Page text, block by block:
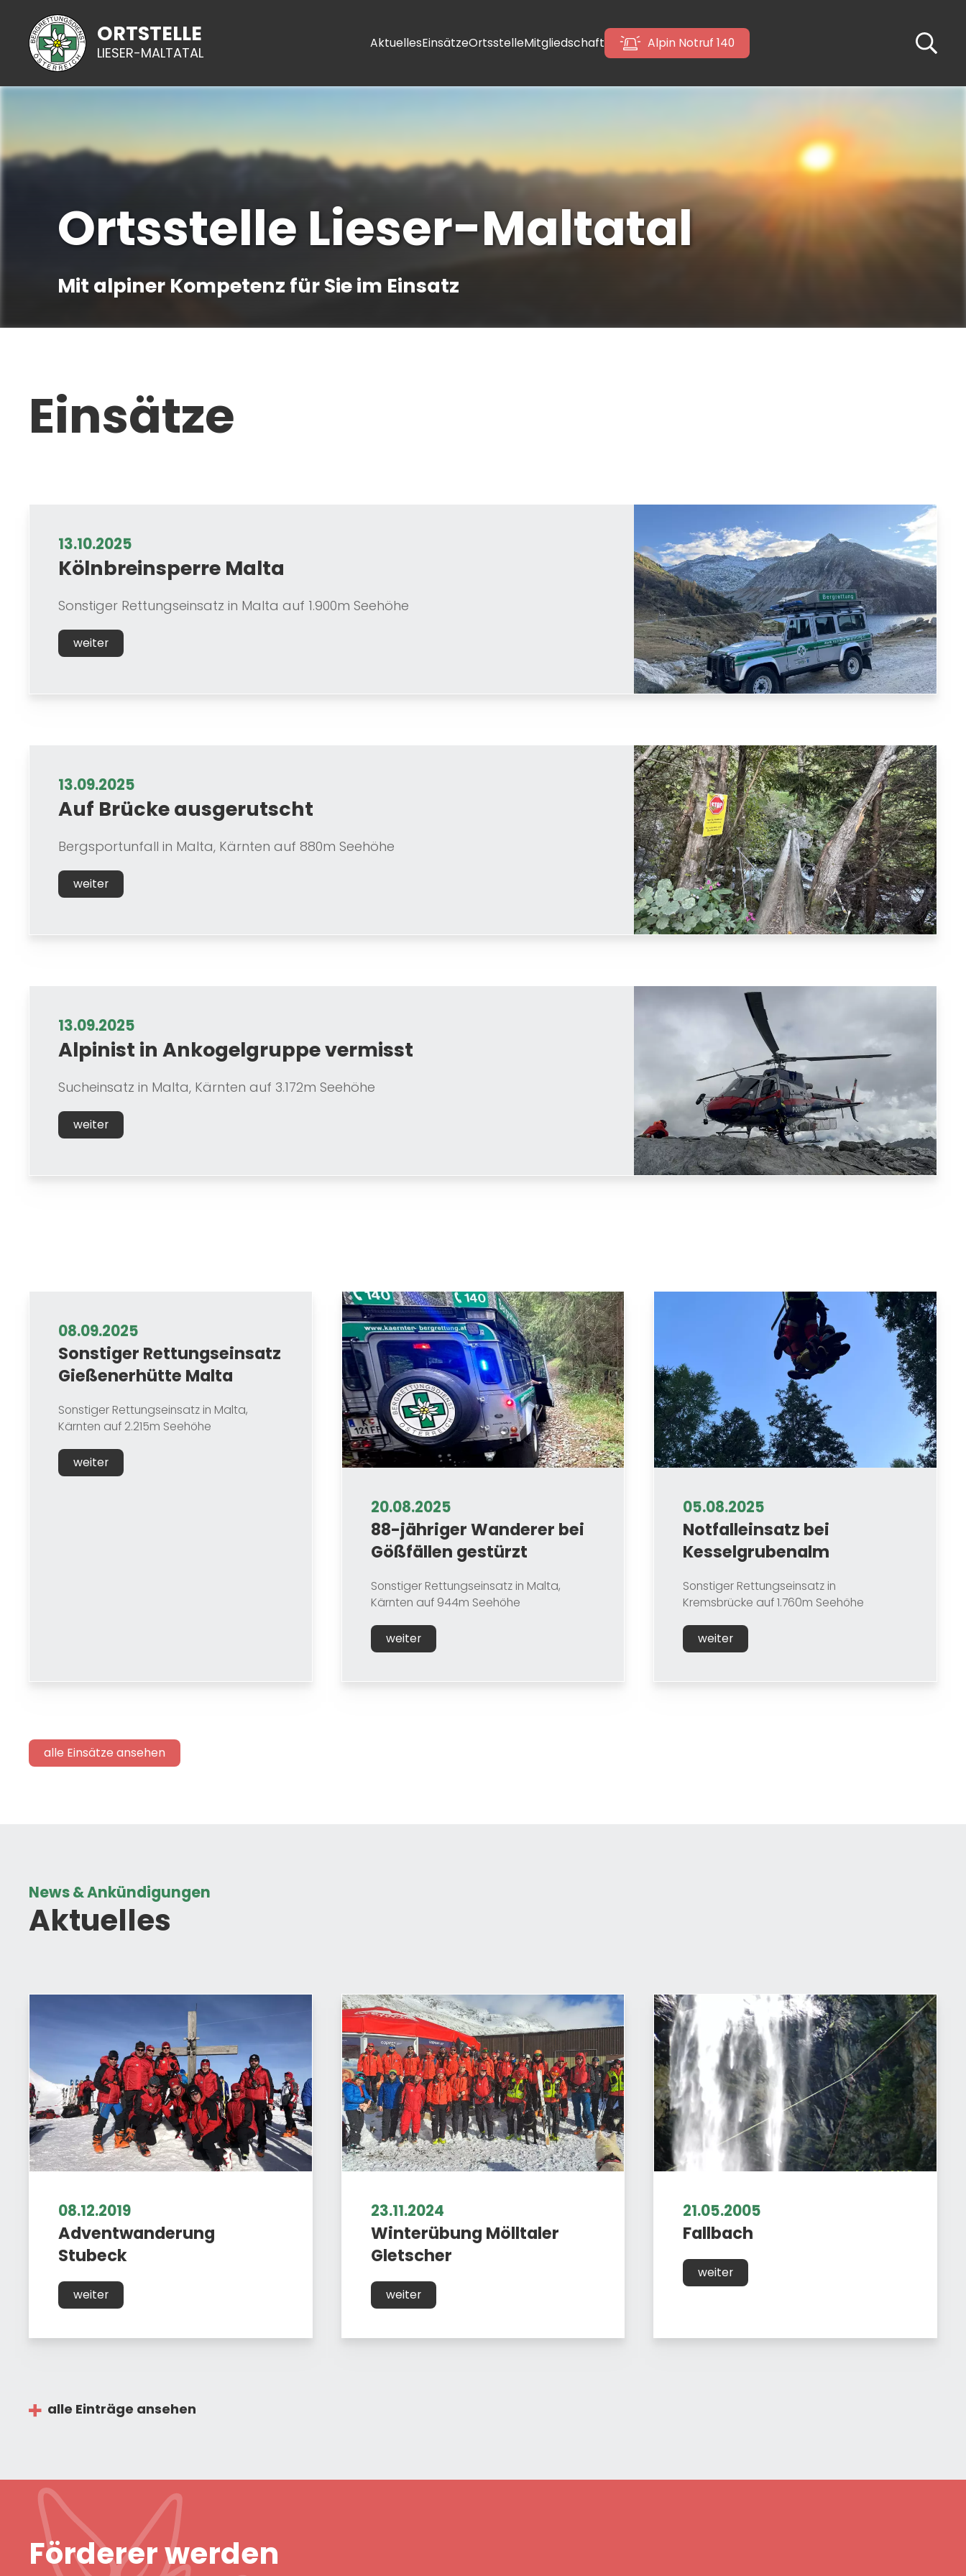
ORTSTELLE
LIESER-MALTATAL
AktuellesEinsätzeOrtsstelleMitgliedschaft Alpin Notruf 140
Ortsstelle Lieser-Maltatal
Mit alpiner Kompetenz für Sie im Einsatz
Einsätze
13.10.2025
Kölnbreinsperre Malta
Sonstiger Rettungseinsatz in Malta auf 1.900m Seehöhe
weiter
13.09.2025
Auf Brücke ausgerutscht
Bergsportunfall in Malta, Kärnten auf 880m Seehöhe
weiter
13.09.2025
Alpinist in Ankogelgruppe vermisst
Sucheinsatz in Malta, Kärnten auf 3.172m Seehöhe
weiter
08.09.2025
Sonstiger Rettungseinsatz
Gießenerhütte Malta
Sonstiger Rettungseinsatz in Malta,
Kärnten auf 2.215m Seehöhe
weiter
20.08.2025
88-jähriger Wanderer bei
Gößfällen gestürzt
Sonstiger Rettungseinsatz in Malta,
Kärnten auf 944m Seehöhe
weiter
05.08.2025
Notfalleinsatz bei
Kesselgrubenalm
Sonstiger Rettungseinsatz in
Kremsbrücke auf 1.760m Seehöhe
weiter
alle Einsätze ansehen
News & Ankündigungen
Aktuelles
08.12.2019
Adventwanderung
Stubeck
weiter
23.11.2024
Winterübung Mölltaler
Gletscher
weiter
21.05.2005
Fallbach
weiter
alle Einträge ansehen
Förderer werden